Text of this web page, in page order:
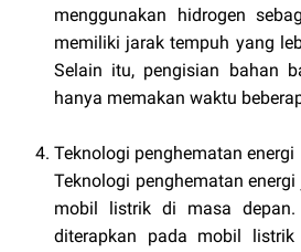
menggunakan hidrogen
memiliki jarak tempuh yang
Selain itu, pengisian bahan
hanya memakan waktu
Teknologi penghematan energi
Teknologi penghematan
mobil listrik di masa depan.
diterapkan pada mobil listrik